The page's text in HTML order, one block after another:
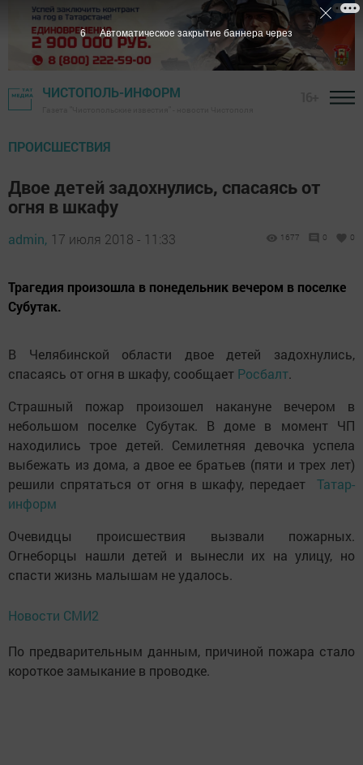
ЧИСТОПОЛЬ-ИНФОРМ
ПРОИСШЕСТВИЯ
Двое детей задохнулись, спасаясь от
огня в шкафу
admin, 17 июля 2018 - 11:33 1677 0 0
Трагедия произошла в понедельник вечером в поселке
Субутак.
В Челябинской области двое детей задохнулись,
спасаясь от огня в шкафу, сообщает Росбалт.
Страшный пожар произошел накануне вечером в
небольшом поселке Субутак. В доме в момент ЧП
находились трое детей. Семилетняя девочка успела
выбежать из дома, а двое ее братьев (пяти и трех лет)
решили спрятаться от огня в шкафу, передает
Татар-
информ
Очевидцы происшествия вызвали пожарных.
Огнеборцы нашли детей и вынесли их на улицу, но
спасти жизнь малышам не удалось.
Новости СМИ2
По предварительным данным, причиной пожара стало
короткое замыкание в проводке.
5 Автоматическое закрытие баннера через